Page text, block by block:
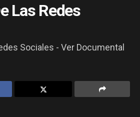
Las Redes
Sociales - Ver Documental